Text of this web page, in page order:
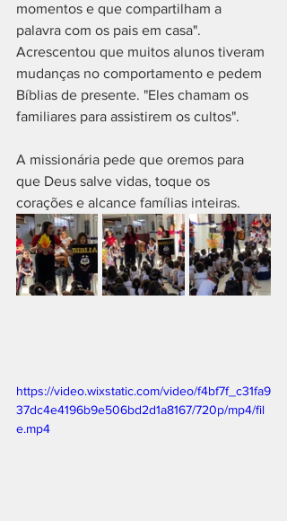
momentos e que compartilham a
palavra com os pais em casa".
Acrescentou que muitos alunos tiveram
mudanças no comportamento e pedem
Bíblias de presente. "Eles chamam os
familiares para assistirem os cultos".
A missionária pede que oremos para
que Deus salve vidas, toque os
corações e alcance famílias inteiras.
https://video.wixstatic.com/video/f4bf7f_c31fa9
37dc4e4196b9e506bd2d1a8167/720p/mp4/fil
e.mp4